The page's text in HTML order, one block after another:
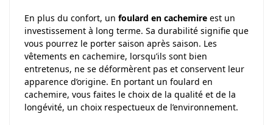
En plus du confort, un foulard en cachemire est un
investissement à long terme. Sa durabilité signifie que
vous pourrez le porter saison après saison. Les
vêtements en cachemire, lorsqu’ils sont bien
entretenus, ne se déformèrent pas et conservent leur
apparence d’origine. En portant un foulard en
cachemire, vous faites le choix de la qualité et de la
longévité, un choix respectueux de l’environnement.